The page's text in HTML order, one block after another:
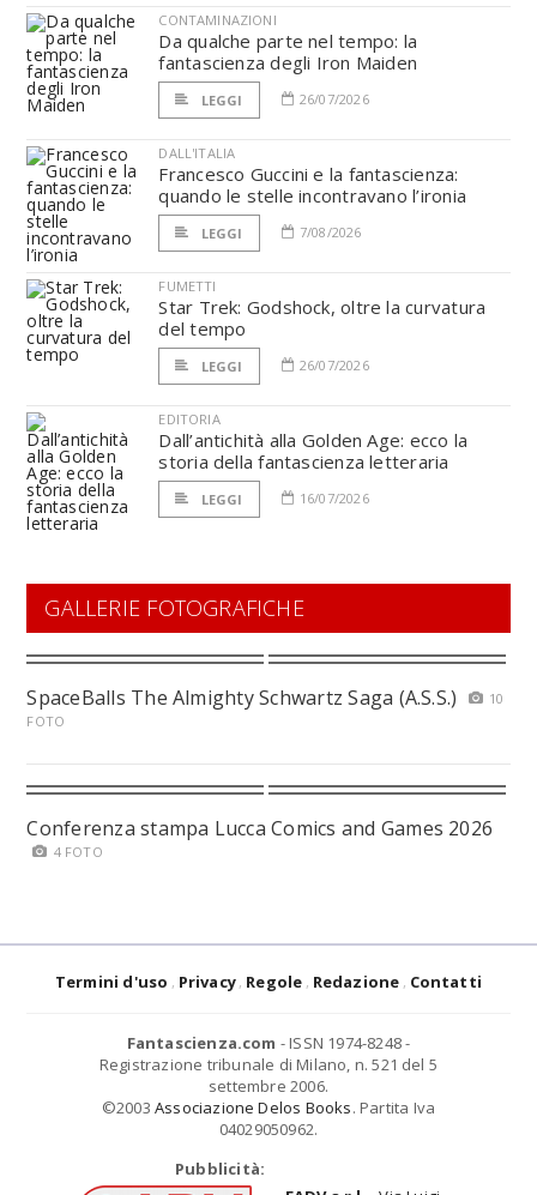
CONTAMINAZIONI
Da qualche parte nel tempo: la
fantascienza degli Iron Maiden
LEGGI 26/07/2026
DALL'ITALIA
Francesco Guccini e la fantascienza:
quando le stelle incontravano l’ironia
LEGGI 7/08/2026
FUMETTI
Star Trek: Godshock, oltre la curvatura
del tempo
LEGGI 26/07/2026
EDITORIA
Dall’antichità alla Golden Age: ecco la
storia della fantascienza letteraria
LEGGI 16/07/2026
GALLERIE FOTOGRAFICHE
SpaceBalls The Almighty Schwartz Saga (A.S.S.)
10
FOTO
Conferenza stampa Lucca Comics and Games 2026
4 FOTO
Termini d'uso Privacy Regole Redazione Contatti
Fantascienza.com - ISSN 1974-8248 -
Registrazione tribunale di Milano, n. 521 del 5
settembre 2006.
©2003 Associazione Delos Books. Partita Iva
04029050962.
Pubblicità: